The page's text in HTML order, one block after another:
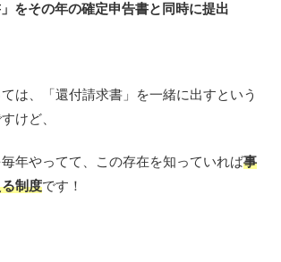
」をその年の確定申告書と同時に提出
は、「還付請求書」を一緒に出すという
けど、
年やってて、この存在を知っていれば事
制度です！